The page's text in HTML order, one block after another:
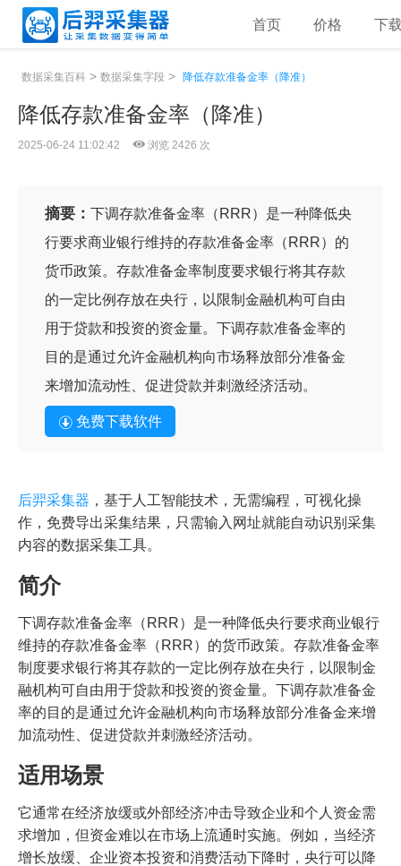
首页 价格 下
数据采集百科 > 数据采集字段 > 降低存款准备金率（降准）
降低存款准备金率（降准）
2025-06-24 11:02:42 浏览 2426 次
摘要： 下调存款准备金率（RRR）是一种降低央
行要求商业银行维持的存款准备金率（RRR）的
货币政策。存款准备金率制度要求银行将其存款
的一定比例存放在央行，以限制金融机构可自由
用于贷款和投资的资金量。下调存款准备金率的
目的是通过允许金融机构向市场释放部分准备金
来增加流动性、促进贷款并刺激经济活动。
免费下载软件
后羿采集器 ，基于人工智能技术，无需编程，可视化操
作，免费导出采集结果，只需输入网址就能自动识别采集
内容的数据采集工具。
简介
下调存款准备金率（RRR）是一种降低央行要求商业银行
维持的存款准备金率（RRR）的货币政策。存款准备金率
制度要求银行将其存款的一定比例存放在央行，以限制金
融机构可自由用于贷款和投资的资金量。下调存款准备金
率的目的是通过允许金融机构向市场释放部分准备金来增
加流动性、促进贷款并刺激经济活动。
适用场景
它通常在经济放缓或外部经济冲击导致企业和个人资金需
求增加，但资金难以在市场上流通时实施。例如，当经济
增长放缓、企业资本投资和消费活动下降时，央行可以降